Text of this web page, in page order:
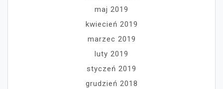
maj 2019
kwiecień 2019
marzec 2019
luty 2019
styczeń 2019
grudzień 2018